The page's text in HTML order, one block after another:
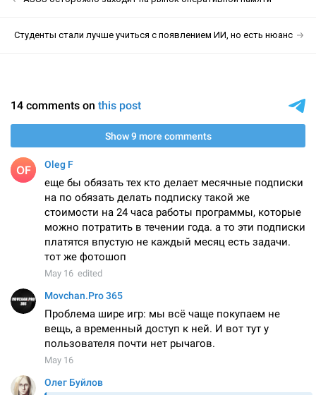
Студенты стали лучше учиться с появлением ИИ, но есть нюанс